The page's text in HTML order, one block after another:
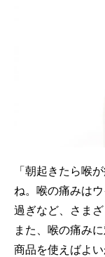
「朝起きたら喉
ね。喉の痛みは
過ぎなど、さま
また、喉の痛み
商品を使えばよ